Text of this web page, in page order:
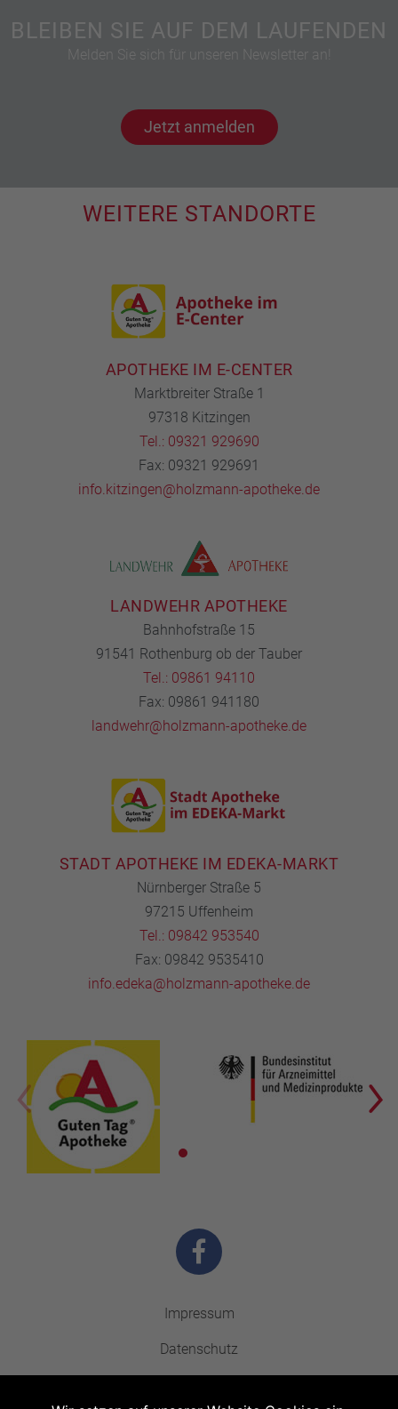
BLEIBEN SIE AUF DEM LAUFENDEN
Melden Sie sich für unseren Newsletter an!
Jetzt anmelden
WEITERE STANDORTE
APOTHEKE IM E-CENTER
Marktbreiter Straße 1
97318 Kitzingen
Tel.: 09321 929690
Fax: 09321 929691
info.kitzingen@holzmann-apotheke.de
LANDWEHR APOTHEKE
Bahnhofstraße 15
91541 Rothenburg ob der Tauber
Tel.: 09861 94110
Fax: 09861 941180
landwehr@holzmann-apotheke.de
STADT APOTHEKE IM EDEKA-MARKT
Nürnberger Straße 5
97215 Uffenheim
Tel.: 09842 953540
Fax: 09842 9535410
info.edeka@holzmann-apotheke.de
Impressum
Datenschutz